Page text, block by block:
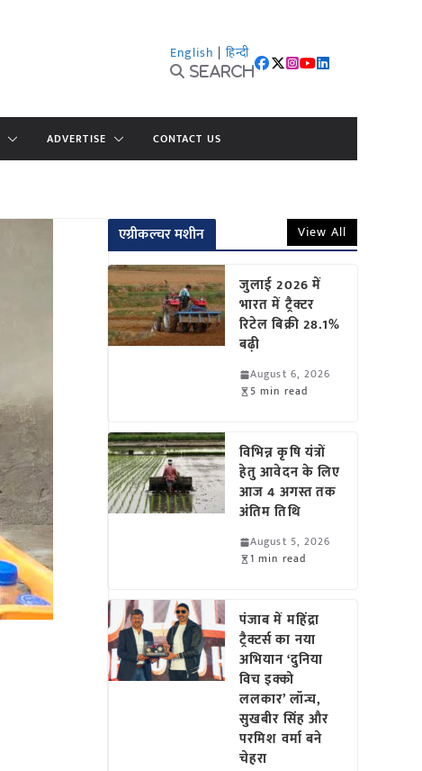
English | हिन्दी
Search
ADVERTISE CONTACT US
एग्रीकल्चर मशीन View All
जुलाई 2026 में
भारत में ट्रैक्टर
रिटेल बिक्री 28.1%
बढ़ी
August 6, 2026
5 min read
विभिन्न कृषि यंत्रों
हेतु आवेदन के लिए
आज 4 अगस्त तक
अंतिम तिथि
August 5, 2026
1 min read
पंजाब में महिंद्रा
ट्रैक्टर्स का नया
अभियान ‘दुनिया
विच इक्को
ललकार’ लॉन्च,
सुखबीर सिंह और
परमिश वर्मा बने
चेहरा